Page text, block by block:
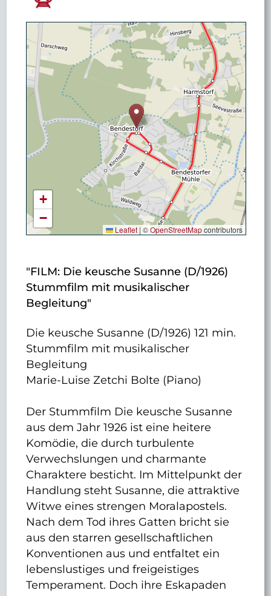
+
−
Leaflet | ©OpenStreetMapcontributors
"FILM: Die keusche Susanne (D/1926)
Stummfilm mit musikalischer
Begleitung"
Die keusche Susanne (D/1926) 121 min.
Stummfilm mit musikalischer
Begleitung
Marie-Luise Zetchi Bolte (Piano)
Der Stummfilm Die keusche Susanne
aus dem Jahr 1926 ist eine heitere
Komödie, die durch turbulente
Verwechslungen und charmante
Charaktere besticht. Im Mittelpunkt der
Handlung steht Susanne, die attraktive
Witwe eines strengen Moralapostels.
Nach dem Tod ihres Gatten bricht sie
aus den starren gesellschaftlichen
Konventionen aus und entfaltet ein
lebenslustiges und freigeistiges
Temperament. Doch ihre Eskapaden